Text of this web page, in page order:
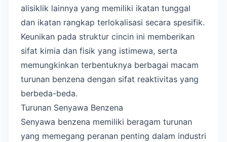
alisiklik lainnya yang memiliki ikatan tunggal
dan ikatan rangkap terlokalisasi secara spesifik.
Keunikan pada struktur cincin ini memberikan
sifat kimia dan fisik yang istimewa, serta
memungkinkan terbentuknya berbagai macam
turunan benzena dengan sifat reaktivitas yang
berbeda-beda.
Turunan Senyawa Benzena
Senyawa benzena memiliki beragam turunan
yang memegang peranan penting dalam industri